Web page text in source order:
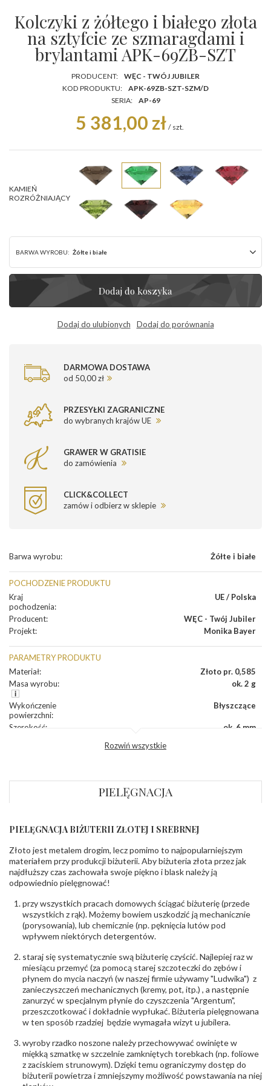
Kolczyki z żółtego i białego złota
na sztyfcie ze szmaragdami i
brylantami APK-69ZB-SZT
PRODUCENT:
WĘC - TWÓJ JUBILER
KOD PRODUKTU:
APK-69ZB-SZT-SZM/D
SERIA:
AP-69
5 381,00 zł / szt.
KAMIEŃ
ROZRÓŻNIAJĄCY
BARWA WYROBU: Żółte i białe
Dodaj do koszyka
Dodaj do ulubionych Dodaj do porównania
DARMOWA DOSTAWA
od 50,00 zł
PRZESYŁKI ZAGRANICZNE
do wybranych krajów UE
GRAWER W GRATISIE
do zamówienia
CLICK&COLLECT
zamów i odbierz w sklepie
Barwa wyrobu: Żółte i białe
POCHODZENIE PRODUKTU
Kraj
pochodzenia:
UE / Polska
Producent:
WĘC - Twój Jubiler
Projekt: Monika Bayer
PARAMETRY PRODUKTU
Materiał:
Złoto pr. 0,585
Masa wyrobu: ok. 2 g
Wykończenie
powierzchni:
Błyszczące
Szerokość:
ok. 6 mm
Szlif
diamentów:
diamentów
(łącznie) :
Masa
diamentów
(łącznie):
Barwa:
Czystość: VS
POZOSTAŁE KAMIENIE
Rodzaje
kamieni
Szmaragd
Liczba kamieni:
Szmaragd - 2 szt.
Szlif kamieni:
Fasetowy owalny
Masa kamieni
(łącznie):
ok. 0.72 ct.
Producent
odpowiedzialny:
WĘC-Twój Jubiler S.C. Artur Węc, Małgorzata
Suchan, ul. Kurczaba 3, 30-868 Kraków; NIP:
679-25-92-107; sklep@wec.com.pl
Bezpieczeństwo
Nie nadaje się dla dzieci w wieku poniżej 3 lat
Rozwiń wszystkie
PIELĘGNACJA
PIELĘGNACJA BIŻUTERII ZŁOTEJ I SREBRNEJ
Złoto jest metalem drogim, lecz pomimo to najpopularniejszym
materiałem przy produkcji biżuterii. Aby biżuteria złota przez jak
najdłuższy czas zachowała swoje piękno i blask należy ją
odpowiednio pielęgnować!
przy wszystkich pracach domowych ściągać biżuterię (przede
wszystkich z rąk). Możemy bowiem uszkodzić ją mechanicznie
(porysowania), lub chemicznie (np. pęknięcia lutów pod
wpływem niektórych detergentów.
staraj się systematycznie swą biżuterię czyścić. Najlepiej raz w
miesiącu przemyć (za pomocą starej szczoteczki do zębów i
płynem do mycia naczyń (w naszej firmie używamy "Ludwika") z
zanieczyszczeń mechanicznych (kremy, pot, itp.) , a następnie
zanurzyć w specjalnym płynie do czyszczenia "Argentum",
przeszczotkować i dokładnie wypłukać. Biżuteria pielęgnowana
w ten sposób rzadziej będzie wymagała wizyt u jubilera.
wyroby rzadko noszone należy przechowywać owinięte w
miękką szmatkę w szczelnie zamkniętych torebkach (np. foliowe
z zaciskiem strunowym). Dzięki temu ograniczymy dostęp do
biżuterii powietrza i zmniejszymy możliwość powstawania na niej